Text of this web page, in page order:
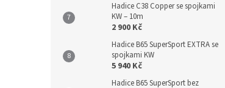
Hadice C38 Copper se spojkami
KW – 10m
2 900 Kč
Hadice B65 SuperSport EXTRA se
spojkami KW
5 940 Kč
Hadice B65 SuperSport bez